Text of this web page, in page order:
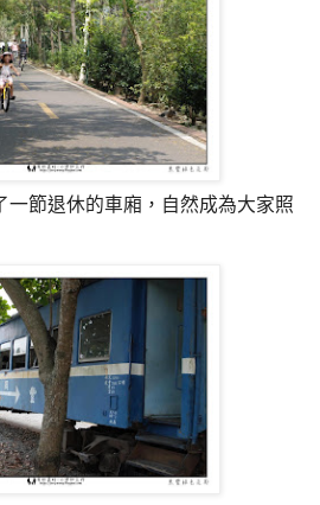
一節退休的車廂，自然成為大家照